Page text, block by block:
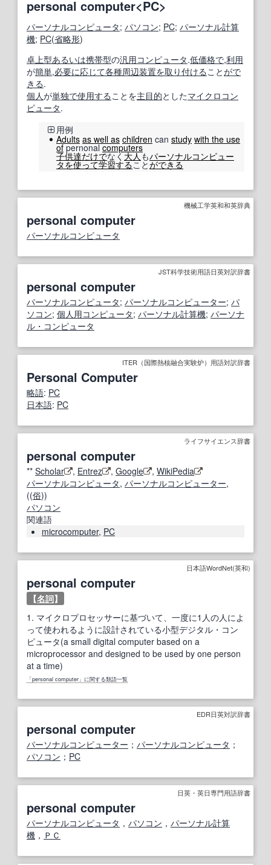
personal computer<PC>
パーソナルコンピュータ; パソコン; PC; パーソナル計算
機; PC(省略形)
卓上型あるいは携帯型の汎用コンピュータ.低価格で,利用
が簡単,必要に応じて各種周辺装置を取り付ける ことがで
きる.
個人が単独で使用する ことを主目的としたマイクロコン
ピュータ.
用例
Adults as well as children can study with the use
ofpernonalcomputers
子供達だけでなく大人もパーソナルコンピュー
タを使って学習することができる
機械工学英和和英辞典
personal computer
パーソナルコンピュータ
JST科学技術用語日英対訳辞書
personal computer
パーソナルコンピュータ; パーソナルコンピューター; パ
ソコン; 個人用コンピュータ; パーソナル計算機; パーソナ
ル・コンピュータ
ITER（国際熱核融合実験炉）用語対訳辞書
Personal Computer
略語: PC
日本語: PC
ライフサイエンス辞書
personal computer
** Scholar , Entrez , Google , WikiPedia
パーソナルコンピュータ, パーソナルコンピューター,
((俗))
パソコン
関連語
microcomputer, PC
日本語WordNet(英和)
personal computer
【名詞】
1. マイクロプロセッサーに基づいて、一度に1人の人によ
って使われるように設計されている小型デジタル・コン
ピュータ(a small digital computer based on a
microprocessor and designed to be used by one person
at a time)
「personal computer」に関する類語一覧
EDR日英対訳辞書
personal computer
パーソナルコンピューター ； パーソナルコンピュータ ；
パソコン ； PC
日英・英日専門用語辞書
personal computer
パーソナルコンピュータ ， パソコン ， パーソナル計算
機 ， ＰＣ